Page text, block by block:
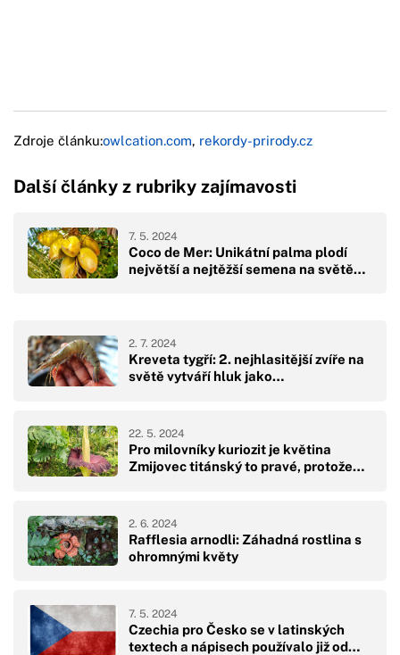
Zdroje článku:owlcation.com, rekordy-prirody.cz
Další články z rubriky zajímavosti
Coco de Mer: Unikátní palma plodí
největší a nejtěžší semena na světě…
7. 5. 2024
Kreveta tygří: 2. nejhlasitější zvíře na
světě vytváří hluk jako…
2. 7. 2024
Pro milovníky kuriozit je květina
Zmijovec titánský to pravé, protože…
22. 5. 2024
Rafflesia arnodli: Záhadná rostlina s
ohromnými květy
2. 6. 2024
Czechia pro Česko se v latinských
textech a nápisech používalo již od…
7. 5. 2024